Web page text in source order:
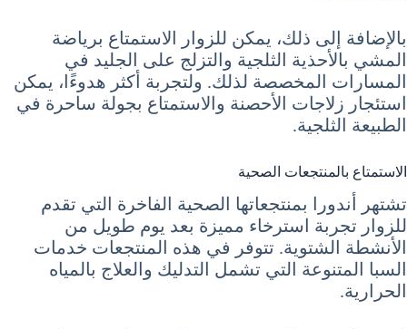
بالإضافة إلى ذلك، يمكن للزوار الاستمتاع برياضة
المشي بالأحذية الثلجية والتزلج على الجليد في
المسارات المخصصة لذلك. ولتجربة أكثر هدوءًا، يمكن
استئجار زلاجات الأحصنة والاستمتاع بجولة ساحرة في
الطبيعة الثلجية.
الاستمتاع بالمنتجعات الصحية
تشتهر أندورا بمنتجعاتها الصحية الفاخرة التي تقدم
للزوار تجربة استرخاء مميزة بعد يوم طويل من
الأنشطة الشتوية. تتوفر في هذه المنتجعات خدمات
السبا المتنوعة التي تشمل التدليك والعلاج بالمياه
الحرارية.